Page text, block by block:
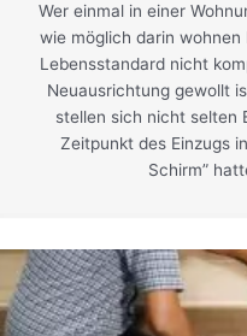
Wer einmal in einer
wie möglich darin
Lebensstandard nicht
Neuausrichtung gewollt
stellen sich nicht selten
Zeitpunkt des Einzugs
Schirm”